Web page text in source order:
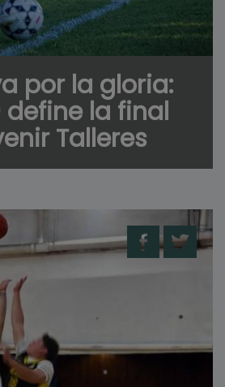
por la gloria:
define la final
Talleres